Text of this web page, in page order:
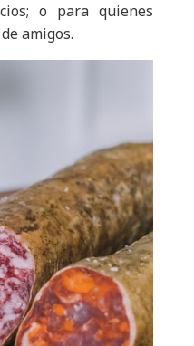
o para quienes
amigos.